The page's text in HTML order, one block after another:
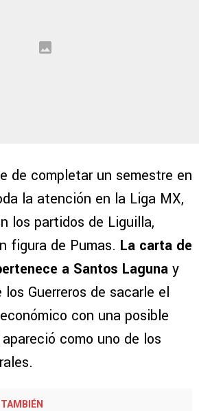
de completar un semestre en
la atención en la Liga MX,
los partidos de Liguilla,
figura de Pumas. La carta de
a Santos Laguna y
Guerreros de sacarle el
con una posible
como uno de los